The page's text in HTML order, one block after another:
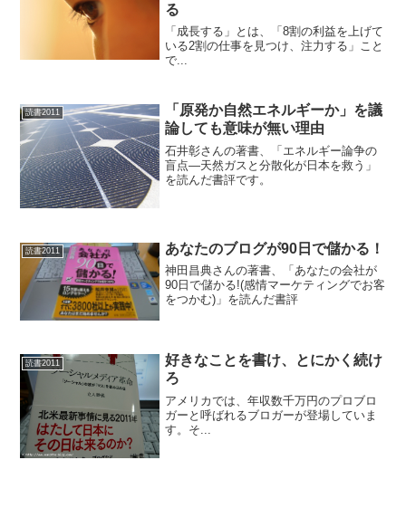
る
「成長する」とは、「8割の利益を上げて
いる2割の仕事を見つけ、注力する」こと
で...
読書2011
「原発か自然エネルギーか」を議
論しても意味が無い理由
石井彰さんの著書、「エネルギー論争の
盲点―天然ガスと分散化が日本を救う」
を読んだ書評です。
読書2011 あなたのブログが90日で儲かる！
神田昌典さんの著書、「あなたの会社が
90日で儲かる!(感情マーケティングでお客
をつかむ)」を読んだ書評
読書2011
好きなことを書け、とにかく続け
ろ
アメリカでは、年収数千万円のプロブロ
ガーと呼ばれるブロガーが登場していま
す。そ...